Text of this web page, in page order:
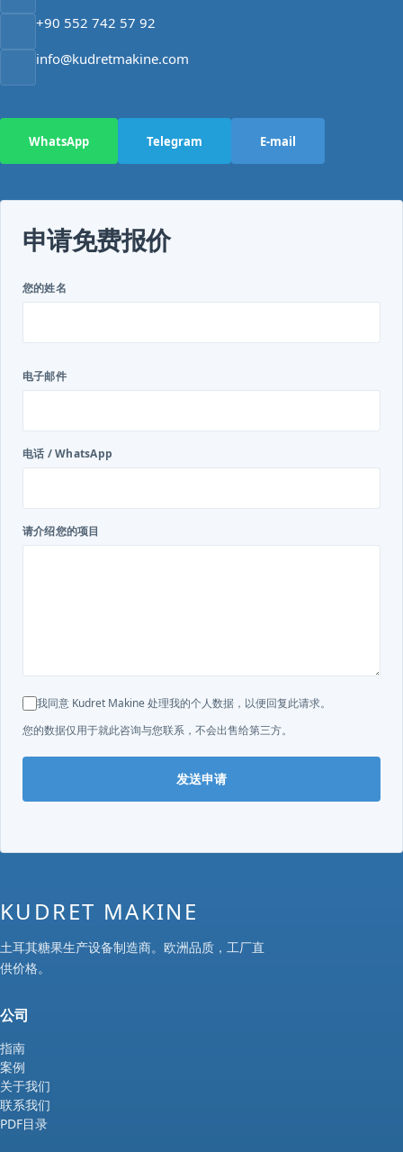
+90 552 742 57 92
info@kudretmakine.com
WhatsApp Telegram E-mail
申请免费报价
您的姓名
电子邮件
电话 / WhatsApp
请介绍您的项目
我同意 Kudret Makine 处理我的个人数据，以便回复此请求。
您的数据仅用于就此咨询与您联系，不会出售给第三方。
发送申请
KUDRET MAKINE
土耳其糖果生产设备制造商。欧洲品质，工厂直
供价格。
公司
指南
案例
关于我们
联系我们
PDF目录